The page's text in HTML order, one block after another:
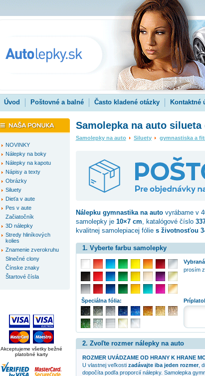
Úvod Poštovné a balné Často kladené otázky Kontaktné
NOVINKY
Nálepky na boky
Nálepky na kapotu
Nápisy a texty
Obrázky
Siluety
Dieťa v aute
Pes v aute
Začiatočník
3D nálepky
Stredy hliníkových
kolies
Znamenie zverokruhu
Slnečné clony
Čínske znaky
Štartové čísla
Akceptujeme všetky bežné
platobné karty
Samolepka na auto
Samolepky na auto Siluety gymnastiska a
Nálepku gymnastikana autovyrábame v
samolepky je 10×7 cm, katalógové číslo
kvalitnej samolepiacej fólie s životnosťou
1. Vyberte farbu samolepky
prosím
Špeciálna fólia:
2. Zvoľte rozmer nálepky na auto
ROZMER UVÁDZAME OD HRANY K HRANE
U vlastnej veľkosti zadávajte iba jeden rozmer,
dopočíta podľa proporcií nálepky. Samolepka